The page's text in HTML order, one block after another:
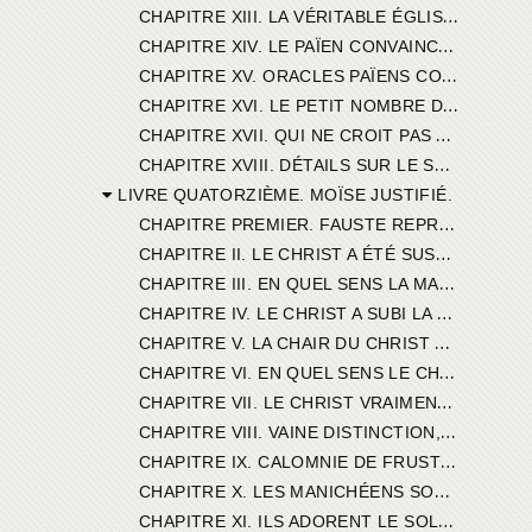
C
HAPITRE XIII. LA VÉRITABLE ÉGLISE FACILE A RECONNAÎTRE.
C
HAPITRE XIV. LE PAÏEN CONVAINCU PAR L'ACCOMPLISSEMENT DES PROPHÉTIES.
C
HAPITRE XV. ORACLES PAÏENS COMPARÉS AUX PRÉDICTIONS DES PROPHÈTES.
C
HAPITRE XVI. LE PETIT NOMBRE DES FIDÈLES. L'IVRAIE TOLÉRÉE PARMI LE BON GRAIN.
C
HAPITRE XVII. QUI NE CROIT PAS AU CHRIST CROIRA ENCORE MOINS A MANÈS.
C
HAPITRE XVIII. DÉTAILS SUR LE SYSTÈME ABSURDE DU MANICHÉISME.
LIVRE QUATORZIÈME. MOÏSE JUSTIFIÉ.
C
HAPITRE PREMIER. FAUSTE REPROCHE A MOÏSE DES MALÉDICTIONS LANCÉES MAL A PROPOS.
C
HAPITRE II. LE CHRIST A ÉTÉ SUSPENDU AU BOIS, IL AVAIT DONC UNE CHAIR MORTELLE.
C
HAPITRE III. EN QUEL SENS LA MALÉDICTION DE MOÏSE TOMBE SUR LE CHRIST.
C
HAPITRE IV. LE CHRIST A SUBI LA PEINE DU PÉCHÉ SANS LE PÉCHÉ.
C
HAPITRE V. LA CHAIR DU CHRIST SEMBLABLE A LA CHAIR DU PÉCHÉ.
C
HAPITRE VI. EN QUEL SENS LE CHRIST A ÉTÉ MAUDIT DE DIEU.
C
HAPITRE VII. LE CHRIST VRAIMENT MAUDIT, PARCE QU'IL EST VRAIMENT MORT.
C
HAPITRE VIII. VAINE DISTINCTION, IMPUTABLE AUX MANICHÉENS.
C
HAPITRE IX. CALOMNIE DE FRUSTE CONTRE MOÏSE.
C
HAPITRE X. LES MANICHÉENS SONT IDOLÂTRES.
C
HAPITRE XI. ILS ADORENT LE SOLEIL ET LA LUNE.